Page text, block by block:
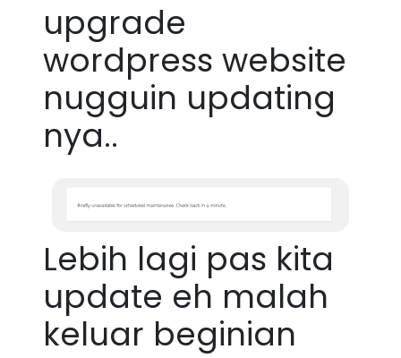
upgrade
wordpress website
nugguin updating
nya..
Lebih lagi pas kita
update eh malah
keluar beginian